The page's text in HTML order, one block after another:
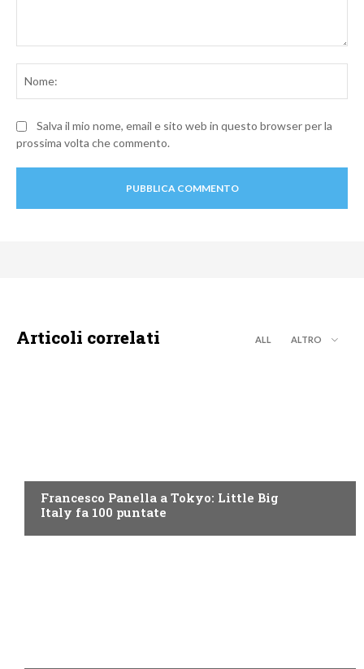
Salva il mio nome, email e sito web in questo browser per la
prossima volta che commento.
Articoli correlati ALL ALTRO
Francesco Panella a Tokyo: Little Big
Italy fa 100 puntate